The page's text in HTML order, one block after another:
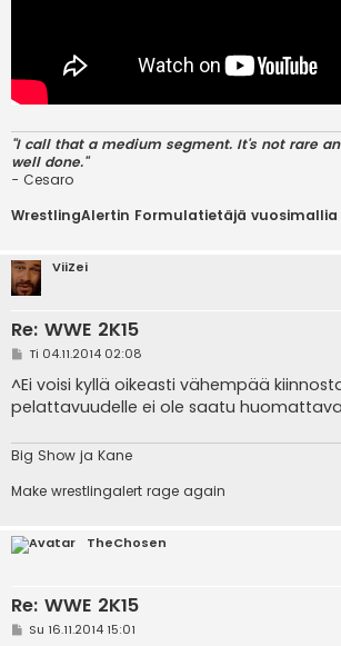
"I call that a medium segment. It's not rare
well done."
- Cesaro
WrestlingAlertin Formulatietäjä vuosimallia
ViiZei
Re: WWE 2K15
V
e
s
t
Ti 04.11.2014 02:08
^Ei voisi kyllä oikeasti vähempää
pelattavuudelle ei ole saatu
Big Show ja Kane
Make wrestlingalert rage again
TheChosen
Re: WWE 2K15
VSu 16.11.2014 15:01